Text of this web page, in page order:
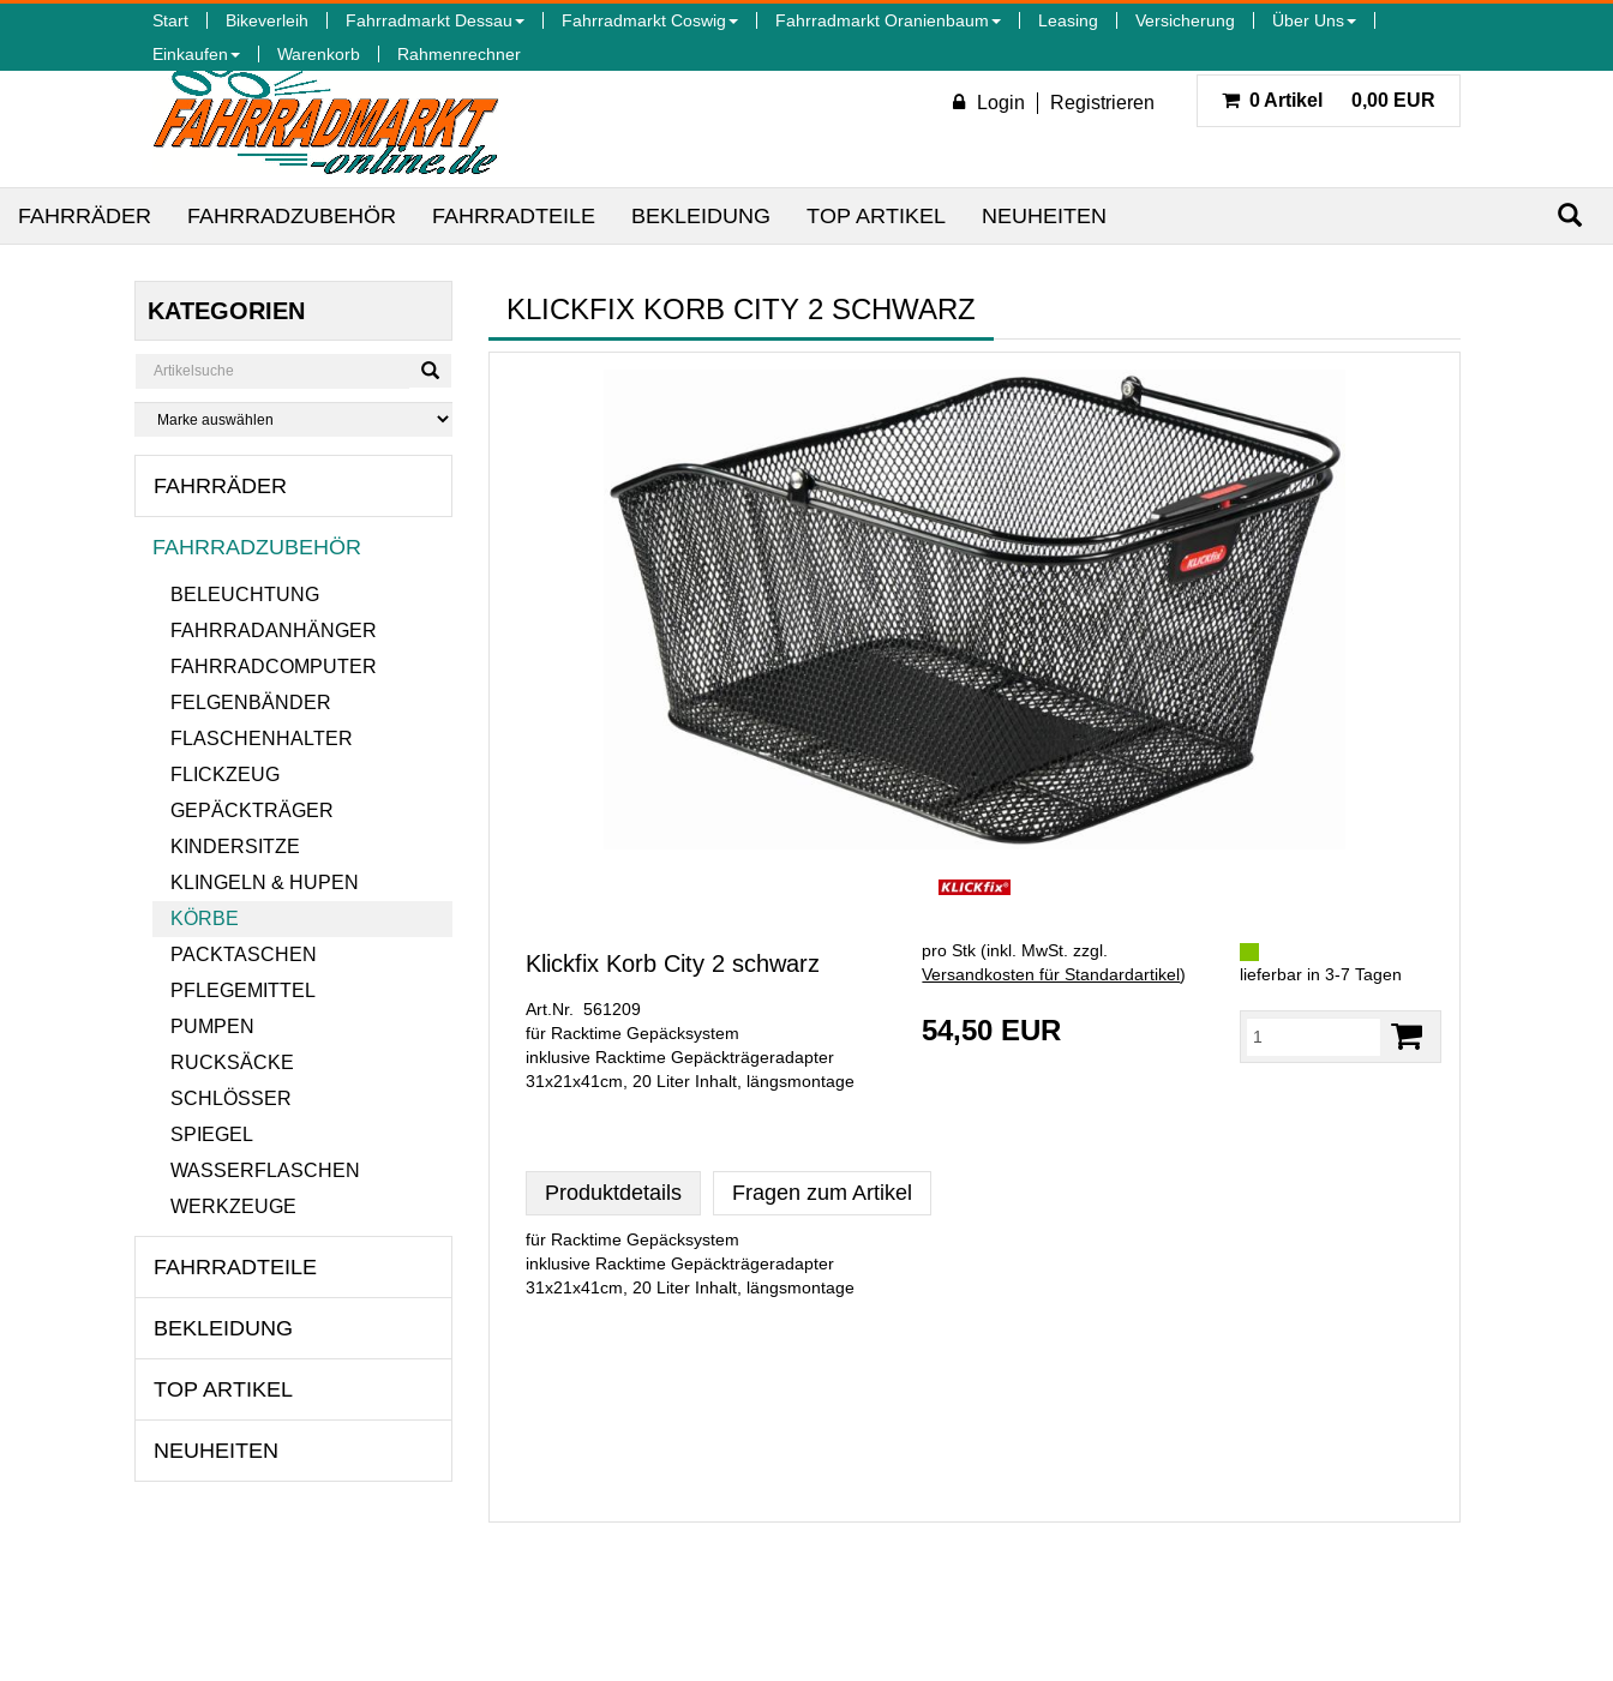
Start Bikeverleih Fahrradmarkt Dessau Fahrradmarkt Coswig Fahrradmarkt Oranienbaum Leasing Versicherung
Über Uns
Einkaufen
Warenkorb Rahmenrechner
Login Registrieren 0 Artikel 0,00 EUR
FAHRRÄDER FAHRRADZUBEHÖR FAHRRADTEILE BEKLEIDUNG TOP ARTIKEL NEUHEITEN
KATEGORIEN
FAHRRÄDER
FAHRRADZUBEHÖR
BELEUCHTUNG
FAHRRADANHÄNGER
FAHRRADCOMPUTER
FELGENBÄNDER
FLASCHENHALTER
FLICKZEUG
GEPÄCKTRÄGER
KINDERSITZE
KLINGELN & HUPEN
KÖRBE
PACKTASCHEN
PFLEGEMITTEL
PUMPEN
RUCKSÄCKE
SCHLÖSSER
SPIEGEL
WASSERFLASCHEN
WERKZEUGE
FAHRRADTEILE
BEKLEIDUNG
TOP ARTIKEL
NEUHEITEN
KLICKFIX KORB CITY 2 SCHWARZ
Klickfix Korb City 2 schwarz
Art.Nr. 561209
für Racktime Gepäcksystem
inklusive Racktime Gepäckträgeradapter
31x21x41cm, 20 Liter Inhalt, längsmontage
pro Stk (inkl. MwSt. zzgl.
Versandkosten für Standardartikel)
54,50 EUR
lieferbar in 3-7 Tagen
Produktdetails Fragen zum Artikel
für Racktime Gepäcksystem
inklusive Racktime Gepäckträgeradapter
31x21x41cm, 20 Liter Inhalt, längsmontage